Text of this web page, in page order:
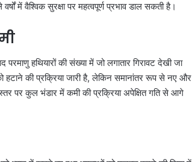
में वैश्विक सुरक्षा पर महत्वपूर्ण प्रभाव डाल सकती है।
हथियारों की संख्या में जो लगातार गिरावट देखी जा
हटाने की प्रक्रिया जारी है, लेकिन समानांतर रूप से नए और
पर कुल भंडार में कमी की प्रक्रिया अपेक्षित गति से आगे